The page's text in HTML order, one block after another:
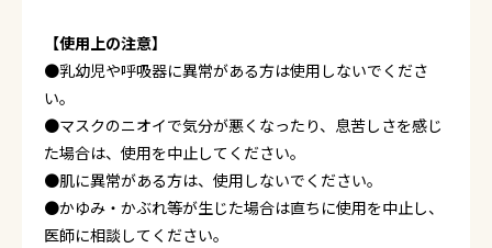
【使用上の注意】
●乳幼児や呼吸器に異常がある方は使用しないでくださ
い。
●マスクのニオイで気分が悪くなったり、息苦しさを感じ
た場合は、使用を中止してください。
●肌に異常がある方は、使用しないでください。
●かゆみ・かぶれ等が生じた場合は直ちに使用を中止し、
医師に相談してください。